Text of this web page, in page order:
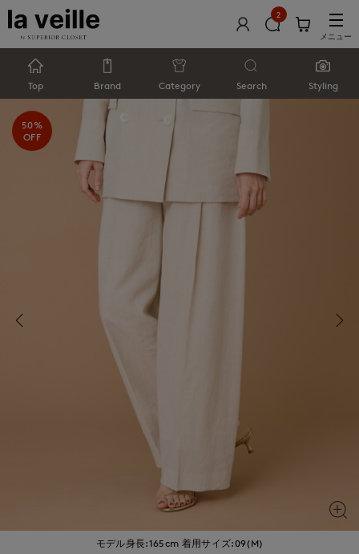
2
メニュー
Top Brand Category Search Styling
モデル身長:165cm 着用サイズ:09(M)
50%
OFF